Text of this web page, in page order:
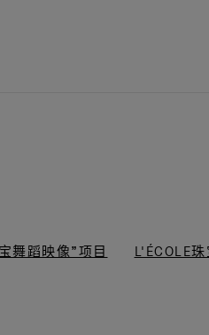
舞蹈映像”项目 L'ÉCOLE